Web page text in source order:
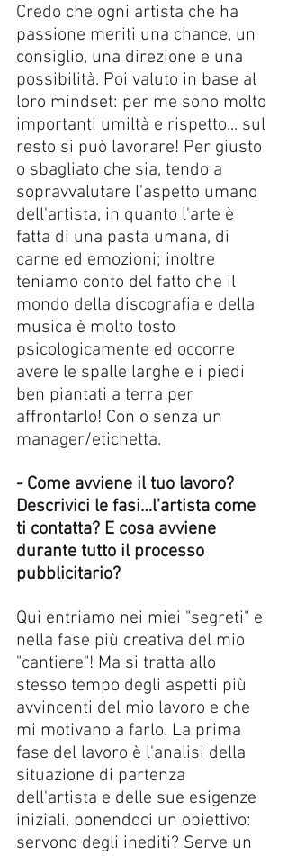
Credo che ogni artista che ha
passione meriti una chance, un
consiglio, una direzione e una
possibilità. Poi valuto in base al
loro mindset: per me sono molto
importanti umiltà e rispetto... sul
resto si può lavorare! Per giusto
o sbagliato che sia, tendo a
sopravvalutare l'aspetto umano
dell'artista, in quanto l'arte è
fatta di una pasta umana, di
carne ed emozioni; inoltre
teniamo conto del fatto che il
mondo della discografia e della
musica è molto tosto
psicologicamente ed occorre
avere le spalle larghe e i piedi
ben piantati a terra per
affrontarlo! Con o senza un
manager/etichetta.
- Come avviene il tuo lavoro?
Descrivici le fasi…l’artista come
ti contatta? E cosa avviene
durante tutto il processo
pubblicitario?
Qui entriamo nei miei "segreti" e
nella fase più creativa del mio
"cantiere"! Ma si tratta allo
stesso tempo degli aspetti più
avvincenti del mio lavoro e che
mi motivano a farlo. La prima
fase del lavoro è l'analisi della
situazione di partenza
dell'artista e delle sue esigenze
iniziali, ponendoci un obiettivo:
servono degli inediti? Serve un